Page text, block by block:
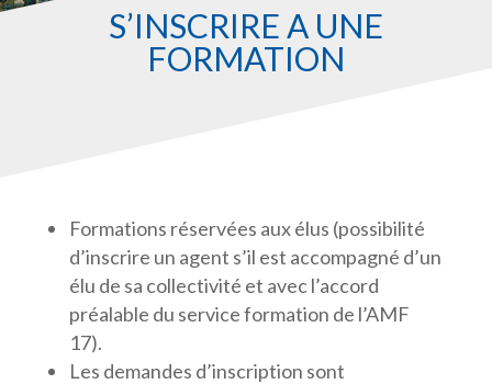
S’INSCRIRE À UNE
FORMATION
Formations réservées aux élus (possibilité
d’inscrire un agent s’il est accompagné d’un
élu de sa collectivité et avec l’accord
préalable du service formation de l’AMF
17).
Les demandes d’inscription sont